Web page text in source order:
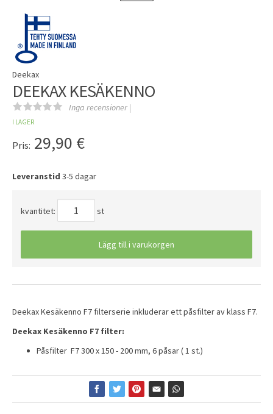
Deekax
DEEKAX KESÄKENNO
Inga recensioner |
I LAGER
Pris: 29,90 €
Leveranstid 3-5 dagar
kvantitet: st
Lägg till i varukorgen
Deekax Kesäkenno F7 filterserie inkluderar ett påsfilter av klass F7.
Deekax Kesäkenno F7 filter:
Påsfilter F7 300 x 150 - 200 mm, 6 påsar ( 1 st.)